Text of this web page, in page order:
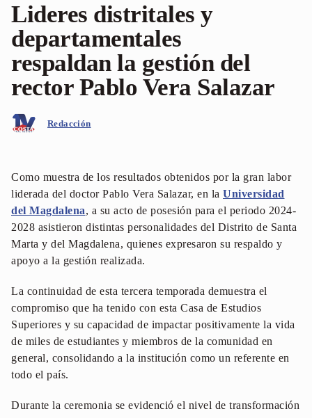
Lideres distritales y
departamentales
respaldan la gestión del
rector Pablo Vera Salazar
Redacción
Como muestra de los resultados obtenidos por la gran labor
liderada del doctor Pablo Vera Salazar, en la Universidad
del Magdalena, a su acto de posesión para el periodo 2024-
2028 asistieron distintas personalidades del Distrito de Santa
Marta y del Magdalena, quienes expresaron su respaldo y
apoyo a la gestión realizada.
La continuidad de esta tercera temporada demuestra el
compromiso que ha tenido con esta Casa de Estudios
Superiores y su capacidad de impactar positivamente la vida
de miles de estudiantes y miembros de la comunidad en
general, consolidando a la institución como un referente en
todo el país.
Durante la ceremonia se evidenció el nivel de transformación